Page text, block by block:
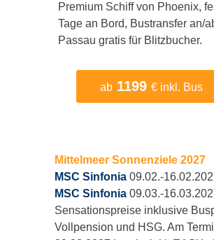
Premium Schiff von Phoenix,
Tage an Bord, Bustransfer an/
Passau gratis für Blitzbucher.
ab1199 € inkl. Bus
Mittelmeer Sonnenziele 2027
MSC Sinfonia 09.02.-
MSC Sinfonia 09.03.-
Sensationspreise inklusive
Vollpension und HSG. Am